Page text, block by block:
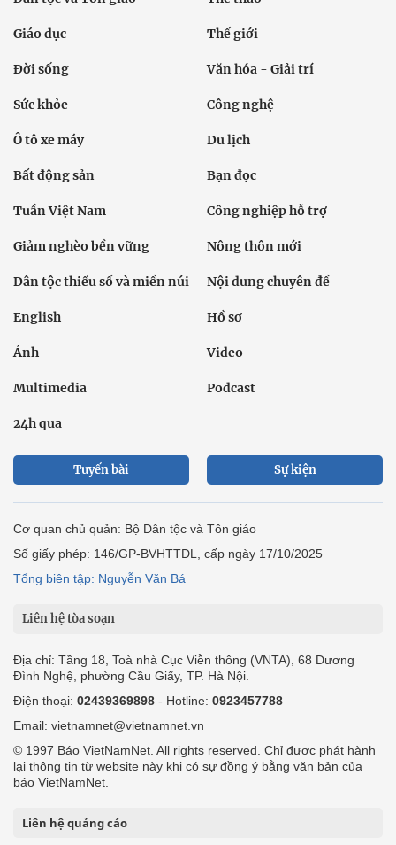
Giáo dục Thế giới
Đời sống Văn hóa - Giải trí
Sức khỏe Công nghệ
Ô tô xe máy Du lịch
Bất động sản Bạn đọc
Tuần Việt Nam Công nghiệp hỗ trợ
Giảm nghèo bền vững Nông thôn mới
Dân tộc thiểu số và miền núi Nội dung chuyên đề
English Hồ sơ
Ảnh Video
Multimedia Podcast
24h qua
Tuyến bài Sự kiện
Cơ quan chủ quản: Bộ Dân tộc và Tôn giáo
Số giấy phép: 146/GP-BVHTTDL, cấp ngày 17/10/2025
Tổng biên tập: Nguyễn Văn Bá
Liên hệ tòa soạn
Địa chỉ: Tầng 18, Toà nhà Cục Viễn thông (VNTA), 68 Dương
Đình Nghệ, phường Cầu Giấy, TP. Hà Nội.
Điện thoại: 02439369898 - Hotline: 0923457788
Email: vietnamnet@vietnamnet.vn
© 1997 Báo VietNamNet. All rights reserved. Chỉ được phát hành
lại thông tin từ website này khi có sự đồng ý bằng văn bản của
báo VietNamNet.
Liên hệ quảng cáo